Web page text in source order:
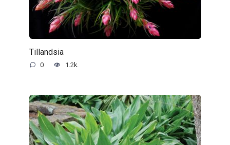
Tillandsia
0 1.2k.